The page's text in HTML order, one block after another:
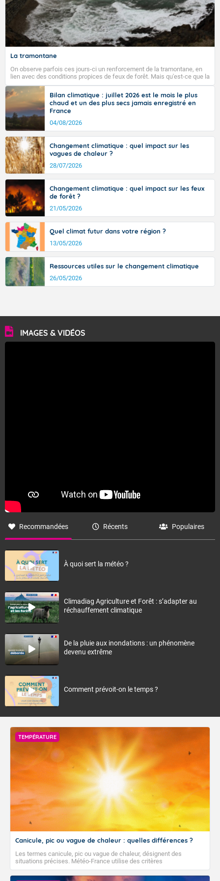
La tramontane
On observe parfois ces jours-ci un renforcement de la tramontane, en
lien avec des conditions propices de feux de forêt. Mais qu'est-ce que la
tramontane ? Quelles sont ses caractéristiques ? La tramontane est un
vent turbulent soufflant de secteur nord-ouest à nord, ou ouest à nord-
ouest, dans un secteur qui part du Roussillon à la vallée de l’Aude et à
l’ouest de l’Hérault. L’étymologie de ce vent vient du latin trasmontanus,
signifiant au-delà des monts, en allusion aux régions montagneuses
d’où provient ce vent.
Bilan climatique : juillet 2026 est le mois le plus
chaud et un des plus secs jamais enregistré en
France
04/08/2026
Changement climatique : quel impact sur les
vagues de chaleur ?
28/07/2026
Changement climatique : quel impact sur les feux
de forêt ?
21/05/2026
Quel climat futur dans votre région ?
13/05/2026
Ressources utiles sur le changement climatique
26/05/2026
IMAGES & VIDÉOS
Recommandées Récents Populaires
À quoi sert la météo ?
Climadiag Agriculture et Forêt : s’adapter au
réchauffement climatique
De la pluie aux inondations : un phénomène
devenu extrême
Comment prévoit-on le temps ?
TEMPÉRATURE
Canicule, pic ou vague de chaleur : quelles différences ?
Les termes canicule, pic ou vague de chaleur, désignent des
situations précises. Météo-France utilise des critères
climatologiques pour évaluer et qualifier les épisodes de chaleur qui
peuvent avoir des impacts sanitaires et socio-économiques